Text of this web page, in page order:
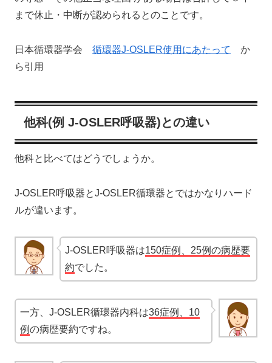
まで休止・中断が認められるとのことです。
日本循環器学会 循環器J-OSLER使用にあたって
か
ら引用
他科(例 J-OSLER呼吸器)との違い
他科と比べてはどうでしょうか。
J-OSLER呼吸器とJ-OSLER循環器とではかなりハード
ルが違います。
J-OSLER呼吸器は150症例、25例の病歴要
約でした。
一方、J-OSLER循環器内科は36症例、10
例の病歴要約ですね。